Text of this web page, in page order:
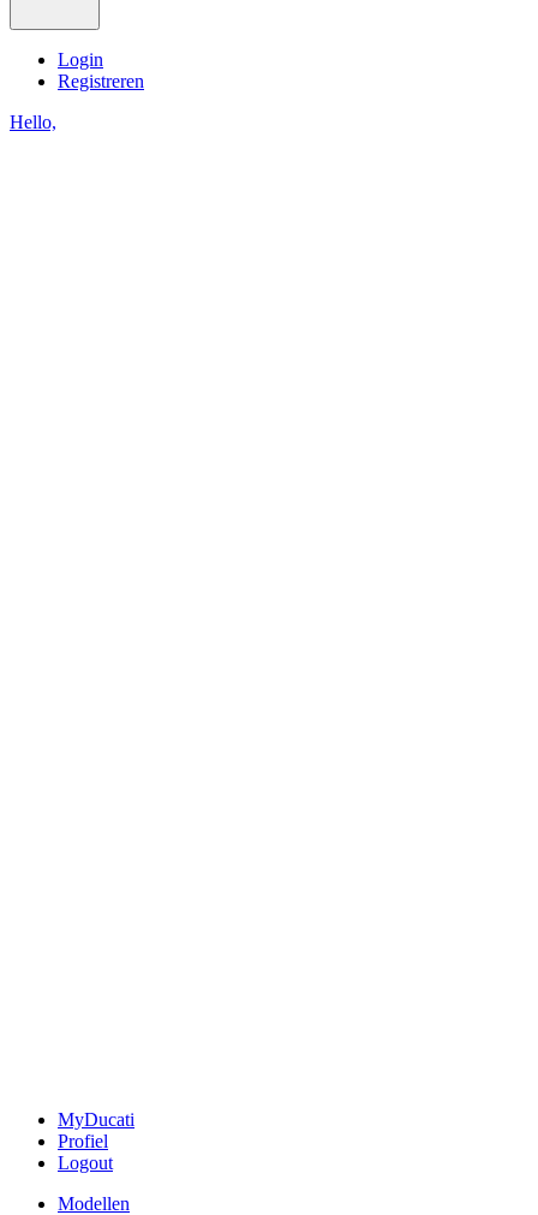
Login
Registreren
Hello,
MyDucati
Profiel
Logout
Modellen